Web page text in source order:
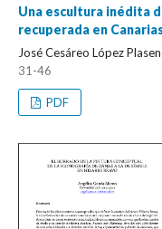
Una escultura inédita
recuperada en
José Cesáreo López
31-46
PDF